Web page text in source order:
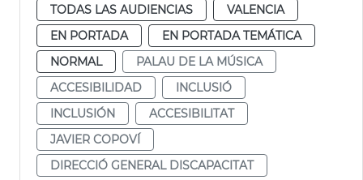
TODAS LAS AUDIENCIAS
VALENCIA
EN PORTADA
EN PORTADA TEMÁTICA
NORMAL
PALAU DE LA MÚSICA
ACCESIBILIDAD
INCLUSIÓ
INCLUSIÓN
ACCESIBILITAT
JAVIER COPOVÍ
DIRECCIÓ GENERAL DISCAPACITAT